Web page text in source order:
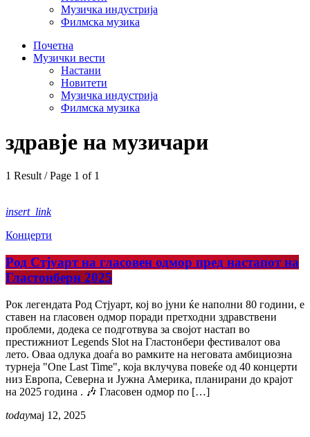
Музичка индустрија
Филмска музика
Почетна
Музички вести
Настани
Новитети
Музичка индустрија
Филмска музика
здравје на музичари
1 Result / Page 1 of 1
insert_link
Концерти
Род Стјуарт на гласовен одмор пред настапот на
Гластонбери 2025
Рок легендата Род Стјуарт, кој во јуни ќе наполни 80 години, е
ставен на гласовен одмор поради претходни здравствени
проблеми, додека се подготвува за својот настап во
престижниот Legends Slot на Гластонбери фестивалот ова
лето. Оваа одлука доаѓа во рамките на неговата амбициозна
турнеја "One Last Time", која вклучува повеќе од 40 концерти
низ Европа, Северна и Јужна Америка, планирани до крајот
на 2025 година . 🎶 Гласовен одмор по […]
todayмај 12, 2025